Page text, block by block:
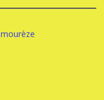
mourèze